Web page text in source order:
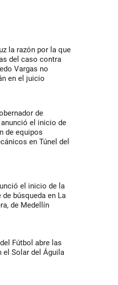
la razón por la que
del caso contra
Vargas no
en el juicio
de
el inicio de
de equipos
en Túnel del
el inicio de la
de búsqueda en La
de Medellín
Fútbol abre las
el Solar del Águila